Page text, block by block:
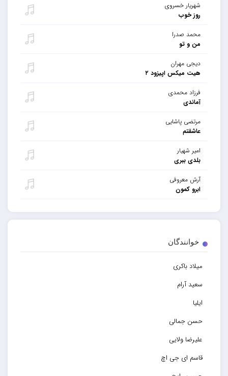
شهریار خسروی
روز خوب
محمد صدرا
من و تو
دیجی مهران
هیت میکس اپیزود ۲
فرزاد محمدی
آماندی
مرتضی پاشایی
عاشقتم
امیر شهیار
بلدی ببری
آرش معروفی
ابرو کمون
خوانندگان
میلاد باکری
سعید آرام
ایلیا
حسن جمالی
علیرضا ولایی
قاسم ای جی اچ